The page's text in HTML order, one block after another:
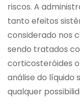
riscos. A
tanto efeitos
considerado nos
sendo tratados
corticosteróides
análise do líquido
qualquer